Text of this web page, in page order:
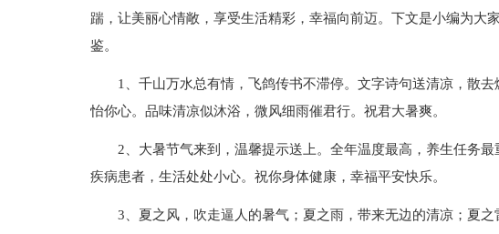
踹，让美丽心情敞，享受生活精彩，幸福向前迈。下文是小编为大
鉴。
1、千山万水总有情，飞鸽传书不滞停。文字诗句送清凉，散
怡你心。品味清凉似沐浴，微风细雨催君行。祝君大暑爽。
2、大暑节气来到，温馨提示送上。全年温度最高，养生任务
疾病患者，生活处处小心。祝你身体健康，幸福平安快乐。
3、夏之风，吹走逼人的暑气；夏之雨，带来无边的清凉；夏